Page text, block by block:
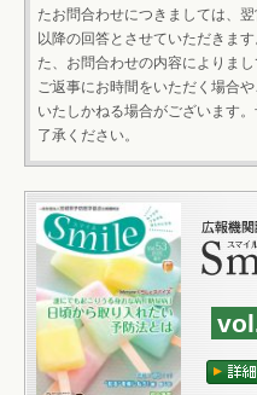
たお問合わせにつきましては、翌
以降の回答とさせていただきます
た、お問合わせの内容によりまし
ご返事にお時間をいただく場合
いたしかねる場合がございます
了承ください。